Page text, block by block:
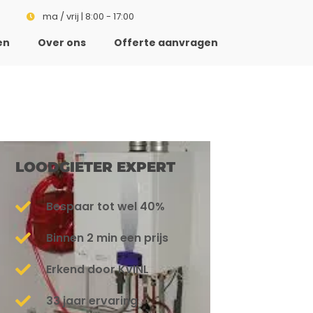
ma / vrij | 8:00 - 17:00
Over ons Offerte aanvragen
LOODGIETER EXPERT
Bespaar tot wel 40%
Binnen 2 min een prijs
Erkend door KvINL
33 jaar ervaring